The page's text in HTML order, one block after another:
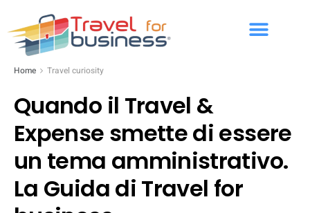
Home Travel curiosity
Quando il Travel &
Expense smette di essere
un tema amministrativo.
La Guida di Travel for